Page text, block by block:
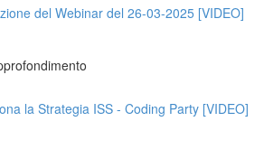
del Webinar del 26-03-2025 [VIDEO]
la Strategia ISS - Coding Party [VIDEO]